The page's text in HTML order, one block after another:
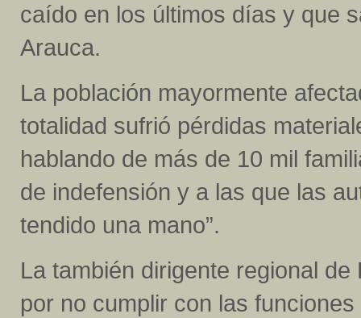
caído en los últimos días y que
Arauca.
La población mayormente
totalidad sufrió pérdidas
hablando de más de 10 mil
de indefensión y a las que las
tendido una mano”.
La también dirigente regional
por no cumplir con las